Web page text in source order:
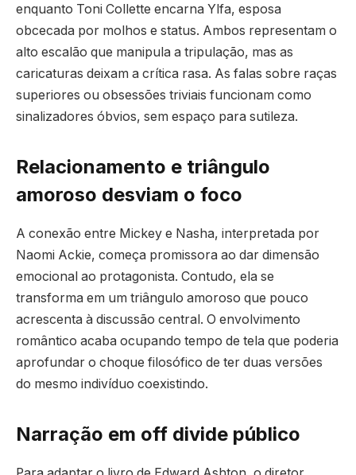
enquanto Toni Collette encarna Ylfa, esposa
obcecada por molhos e status. Ambos representam o
alto escalão que manipula a tripulação, mas as
caricaturas deixam a crítica rasa. As falas sobre raças
superiores ou obsessões triviais funcionam como
sinalizadores óbvios, sem espaço para sutileza.
Relacionamento e triângulo
amoroso desviam o foco
A conexão entre Mickey e Nasha, interpretada por
Naomi Ackie, começa promissora ao dar dimensão
emocional ao protagonista. Contudo, ela se
transforma em um triângulo amoroso que pouco
acrescenta à discussão central. O envolvimento
romântico acaba ocupando tempo de tela que poderia
aprofundar o choque filosófico de ter duas versões
do mesmo indivíduo coexistindo.
Narração em off divide público